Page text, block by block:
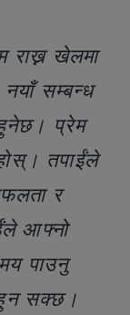
राख्न खेलमा
सम्बन्ध
प्रेम
तपाईंले
र
आफ्नो
पाउनु
सक्छ।